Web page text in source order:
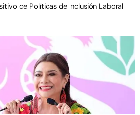
de Políticas de Inclusión Laboral